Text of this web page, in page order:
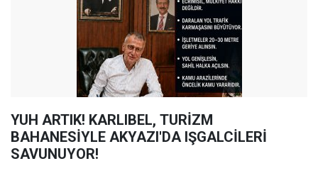
YUH ARTIK! KARLIBEL, TURİZM
BAHANESİYLE AKYAZI'DA IŞGALCİLERİ
SAVUNUYOR!